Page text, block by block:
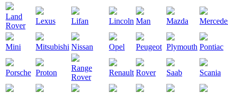
Land
Rover
Lexus Lifan Lincoln Man Mazda
Mini Mitsubishi Nissan Opel Peugeot Plymouth Pontiac
Porsche Proton
Range
Rover
Renault Rover Saab Scania